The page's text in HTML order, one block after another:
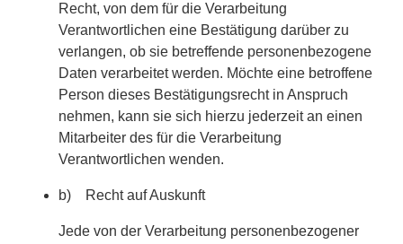
Recht, von dem für die Verarbeitung
Verantwortlichen eine Bestätigung darüber zu
verlangen, ob sie betreffende personenbezogene
Daten verarbeitet werden. Möchte eine betroffene
Person dieses Bestätigungsrecht in Anspruch
nehmen, kann sie sich hierzu jederzeit an einen
Mitarbeiter des für die Verarbeitung
Verantwortlichen wenden.
b) Recht auf Auskunft
Jede von der Verarbeitung personenbezogener